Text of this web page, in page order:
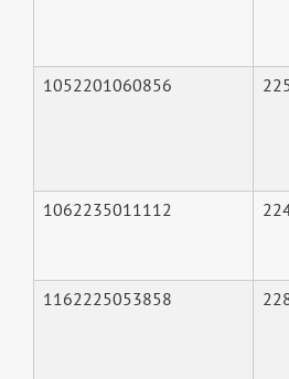
1052201060856
1062235011112
1162225053858